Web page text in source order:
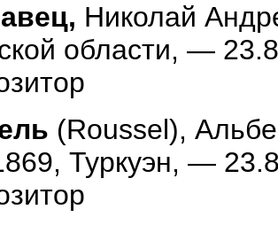
Николай
области, —
(Roussel),
Туркуэн, —